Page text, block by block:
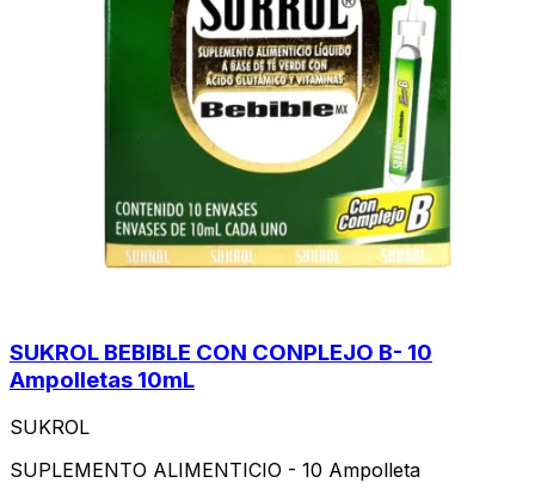
SUKROL BEBIBLE CON CONPLEJO B- 10
Ampolletas 10mL
SUKROL
SUPLEMENTO ALIMENTICIO - 10 Ampolleta